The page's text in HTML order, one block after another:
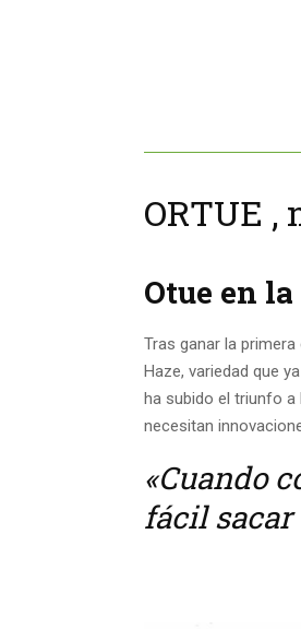
ORTUE ,
Otue en
Tras ganar la
Haze, variedad que
ha subido el triunfo a
necesitan
«Cuando
fácil sacar